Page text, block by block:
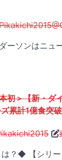
ーソンはニュ
初＞【新・ダ
累計1億食突
？◆ 【シリー